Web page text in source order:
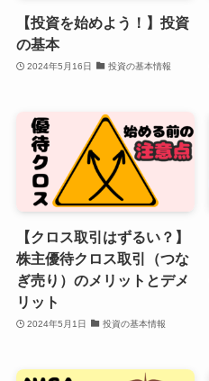
【投資を始めよう！】投資
の基本
2024年5月16日 投資の基本情報
【クロス取引はずるい？】
株主優待クロス取引（つな
ぎ売り）のメリットとデメ
リット
2024年5月1日 投資の基本情報